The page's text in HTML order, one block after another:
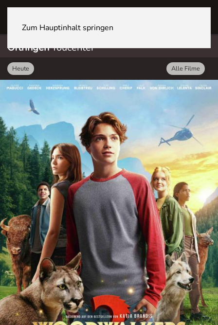
Zum Hauptinhalt springen
OftringenYoucenter
Heute Alle Filme